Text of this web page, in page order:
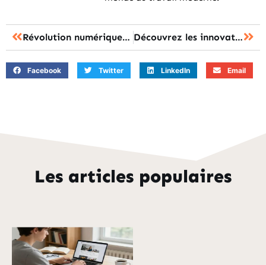
Révolution numérique : la formation professionnelle à distance en plein essor ! Découvrez les innovations pédagogiques qui révolutionnent la formation aujourd’hui
Facebook Twitter LinkedIn Email
Les articles populaires